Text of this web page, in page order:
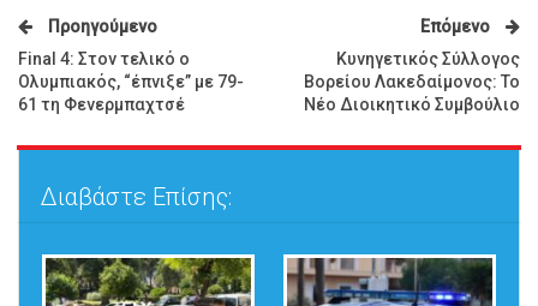
Προηγούμενο
Final 4: Στον τελικό ο
Ολυμπιακός, “έπνιξε” με 79-
61 τη Φενερμπαχτσέ
Επόμενο
Κυνηγετικός Σύλλογος
Βορείου Λακεδαίμονος: Το
Νέο Διοικητικό Συμβούλιο
Διαβάστε Επίσης: